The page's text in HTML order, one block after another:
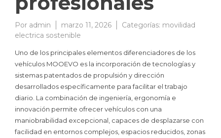
Por admin marzo 11, 2026 Categorías: movilidad
electrica sostenible
Uno de los principales elementos diferenciadores de los
vehículos MOOEVO es la incorporación de tecnologías y
sistemas patentados de propulsión y dirección
desarrollados específicamente para facilitar el trabajo
diario. La combinación de ingeniería, ergonomía e
innovación permite ofrecer vehículos con una
maniobrabilidad excepcional, capaces de desplazarse con
facilidad en entornos complejos, espacios reducidos, zonas